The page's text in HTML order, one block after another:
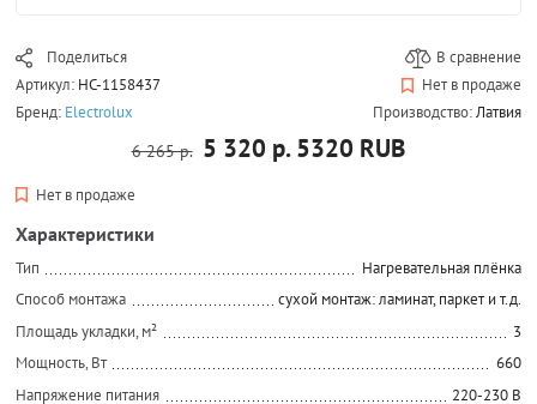
Поделиться
В сравнение
Артикул: НС-1158437
Нет в продаже
Бренд: Electrolux Производство:Латвия
6 265 р. 5 320 р. 5320 RUB
Нет в продаже
Характеристики
Тип
Нагревательная плёнка
Способ монтажа
сухой монтаж: ламинат, паркет и т.д.
Площадь укладки, м²
3
Мощность, Вт
660
Напряжение питания
220-230 В